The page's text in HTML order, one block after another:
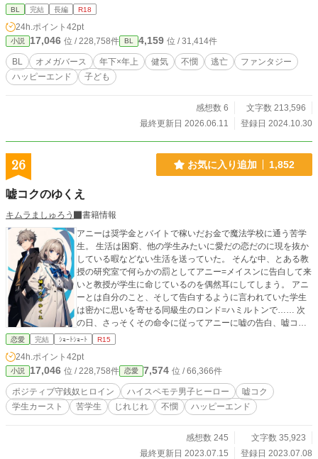
いるということを知る。 その事実に打ちひしがれるフィアル
そして青年との間に子を設けることだった。 フィアルカは青
年に「罪びとのオメガ」だと罵られ拒絶されてしまうが、青
年の拒絶は病をフィアルカに移さないためのものだと気づい
たフィアルカは献身的に青年に仕え、やがて心を通わせてい
くがー一 病の青年‪α‬×発情の強すぎるΩ 紆余曲折ありますがハ
創作BL」の1次創作タグ企画に参加させていただいたツイノ
ベをお話にしたものになります。素敵な表紙絵もimoooさん
BL 完結 長編 R18
24h.ポイント 42pt
小説 17,046 位 / 228,758件 BL 4,159 位 / 31,414件
BL オメガバース 年下×年上 健気 不憫 逃亡
ファンタジー
ハッピーエンド
子ども
感想数 6
文字数 213,596
最終更新日 2026.06.11
登録日 2024.10.30
26 お気に入り追加 1,852
嘘コクのゆくえ
キムラましゅろう
書籍情報
アニーは奨学金とバイトで稼いだお金で魔法学校に通う苦学
生。 生活は困窮、他の学生みたいに愛だの恋だのに現を抜か
している暇などない生活を送っていた。 そんな中、とある教
授の研究室で何らかの罰としてアニー=メイスンに告白して来
いと教授が学生に命じているのを偶然耳にしてしまう。 アニ
ーとは自分のこと、そして告白するように言われていた学生
は密かに思いを寄せる同級生のロンド=ハミルトンで…… 次
の日、さっそくその命令に従ってアニーに嘘の告白、嘘コク
をしてきたロンドにアニーは…… 完全ご都合主義、ノーリア
在するお話です。菩薩の如き広いお心でお読みいただけます
と幸いです。 作者は元サヤハピエン主義を掲げております。
アンチ元サヤの方は回れ右をお勧めいたします。 小説家にな
ろうさんにも時差投稿します。
恋愛 完結 ｼｮｰﾄｼｮｰﾄ R15
24h.ポイント 42pt
小説 17,046 位 / 228,758件 恋愛 7,574 位 / 66,366件
ポジティブ守銭奴ヒロイン ハイスペモテ男子ヒーロー
嘘コク
学生カースト
苦学生 じれじれ 不憫 ハッピーエンド
感想数 245
文字数 35,923
最終更新日 2023.07.15
登録日 2023.07.08